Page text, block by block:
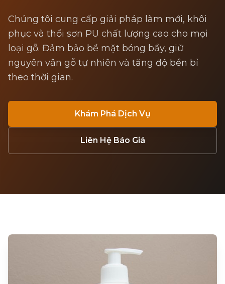
Chúng tôi cung cấp giải pháp làm mới, khôi
phục và thổi sơn PU chất lượng cao cho mọi
loại gỗ. Đảm bảo bề mặt bóng bẩy, giữ
nguyên vân gỗ tự nhiên và tăng độ bền bỉ
theo thời gian.
Khám Phá Dịch Vụ
Liên Hệ Báo Giá